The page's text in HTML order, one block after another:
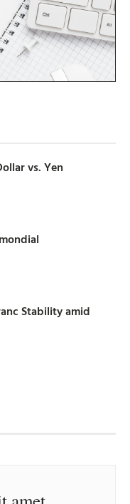
vs. Yen
Stability amid